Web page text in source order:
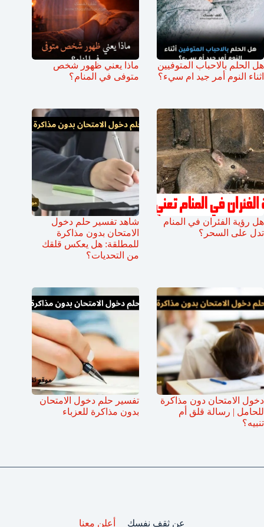
هل الحلم بالاحباب المتوفيين
اثناء النوم أمر جيد ام سيء؟
ماذا يعني ظهور شخص
متوفى في المنام؟
هل رؤية الفئران في المنام
تدل على السحر؟
شاهد تفسير حلم دخول
الامتحان بدون مذاكرة
للمطلقة: هل يعكس قلقك
من التحديات؟
دخول الامتحان دون مذاكرة
للحامل | رسالة قلق أم
تنبيه؟
تفسير حلم دخول الامتحان
بدون مذاكرة للعزباء
عن ثقف نفسك أعلن معنا